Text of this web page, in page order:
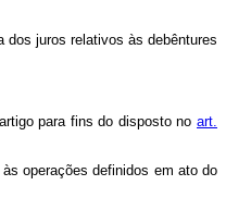
dos juros relativos às debêntures
para fins do disposto noart.
operações definidos em ato do